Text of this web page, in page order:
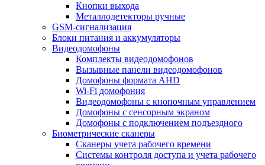
Кнопки выхода
Металлодетекторы ручные
GSM-сигнализация
Блоки питания и аккумуляторы
Видеодомофоны
Комплекты видеодомофонов
Вызывные панели видеодомофонов
Домофоны формата AHD
Wi-Fi домофония
Видеодомофоны с кнопочным управлением
Домофоны с сенсорным экраном
Домофоны с подключением подъездного
Биометрические сканеры
Сканеры учета рабочего времени
Системы контроля доступа и учета рабочего